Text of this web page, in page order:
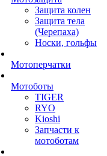
Защита колен
Защита тела
(Черепаха)
Носки, гольфы
Мотоперчатки
Мотоботы
TIGER
RYO
Kioshi
Запчасти к
мотоботам